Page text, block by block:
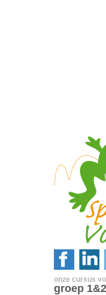
onze cursus
groep 1&2